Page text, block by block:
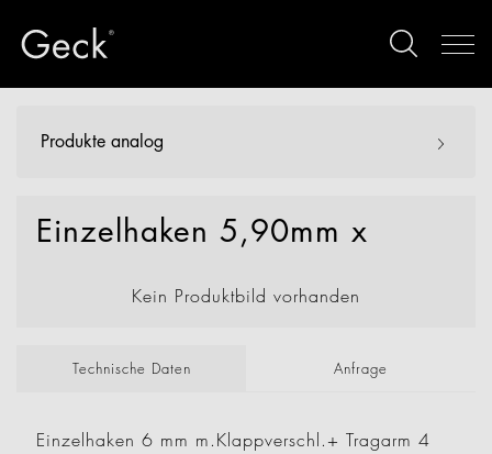
Produkte analog
Einzelhaken 5,90mm x
Kein Produktbild vorhanden
Technische Daten Anfrage
Einzelhaken 6 mm m.Klappverschl.+ Tragarm 4